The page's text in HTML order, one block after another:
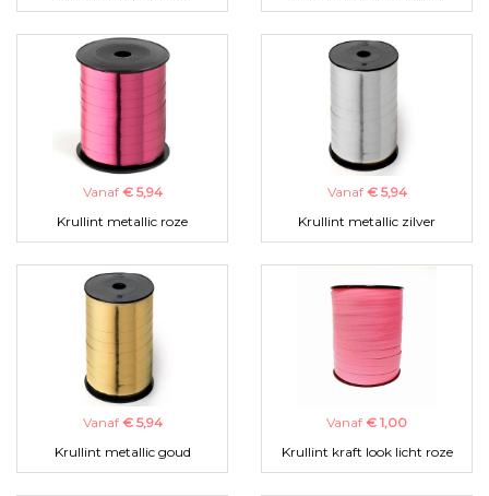
Vanaf € 5,94
Krullint metallic roze
Vanaf € 5,94
Krullint metallic zilver
Vanaf € 5,94
Krullint metallic goud
Vanaf € 1,00
Krullint kraft look licht roze